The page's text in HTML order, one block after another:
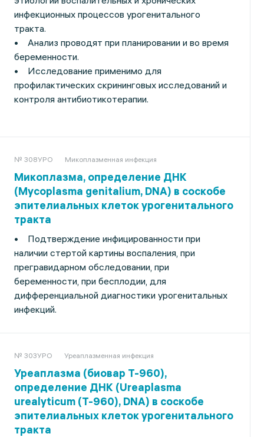
инфекционных процессов урогенитального
тракта.
• Анализ проводят при планировании и во время
беременности.
• Исследование применимо для
профилактических скрининговых исследований и
контроля антибиотикотерапии.
№ 308УРО Микоплазменная инфекция
Микоплазма, определение ДНК
(Mycoplasma genitalium, DNA) в соскобе
эпителиальных клеток урогенитального
тракта
• Подтверждение инфицированности при
наличии стертой картины воспаления, при
прегравидарном обследовании, при
беременности, при бесплодии, для
дифференциальной диагностики урогенитальных
инфекций.
№ 303УРО Уреаплазменная инфекция
Уреаплазма (биовар Т-960),
определение ДНК (Ureaplasma
urealyticum (T-960), DNA) в соскобе
эпителиальных клеток урогенитального
тракта